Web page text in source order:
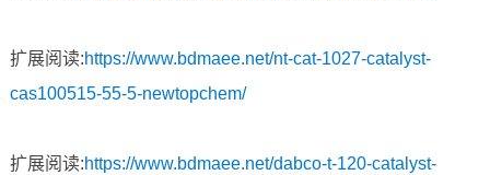
扩展阅读:https://www.bdmaee.net/nt-cat-1027-catalyst-
cas100515-55-5-newtopchem/
扩展阅读:https://www.bdmaee.net/dabco-t-120-catalyst-